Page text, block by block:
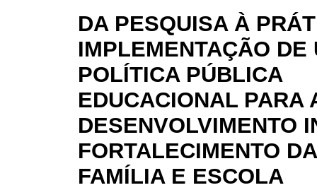
DA PESQUISA À
IMPLEMENTAÇÃO DE
POLÍTICA PÚBLICA
EDUCACIONAL PARA
DESENVOLVIMENTO
FORTALECIMENTO
FAMÍLIA E ESCOLA